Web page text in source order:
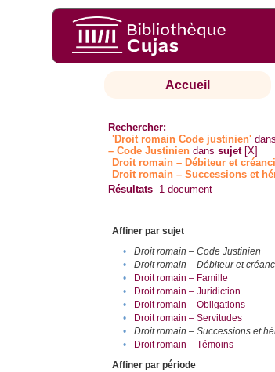
Accueil
Rechercher:
'Droit romain Code justinien'
– Code Justinien danssujet [X]
Droit romain – Débiteur et
Droit romain – Successions et
Résultats 1 document
Affiner par sujet
•
Droit romain – Code Justinien
•
Droit romain – Débiteur et
•
Droit romain – Famille
•
Droit romain – Juridiction
•
Droit romain – Obligations
•
Droit romain – Servitudes
•
Droit romain – Successions et
•
Droit romain – Témoins
Affiner par période